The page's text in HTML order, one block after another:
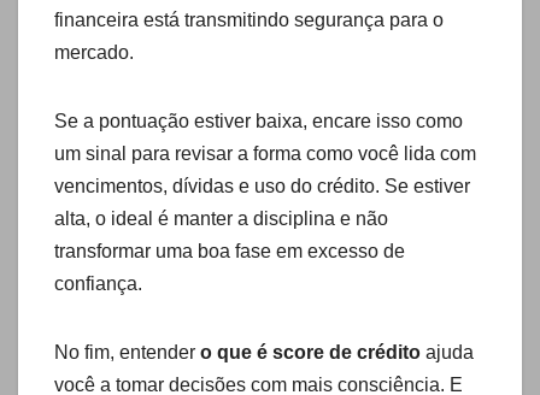
financeira está transmitindo segurança para o
mercado.
Se a pontuação estiver baixa, encare isso como
um sinal para revisar a forma como você lida com
vencimentos, dívidas e uso do crédito. Se estiver
alta, o ideal é manter a disciplina e não
transformar uma boa fase em excesso de
confiança.
No fim, entender o que é score de crédito ajuda
você a tomar decisões com mais consciência. E